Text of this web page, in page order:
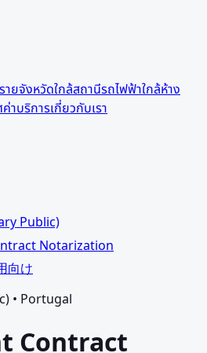
ายจังหวัดใกล้สถานีรถไฟฟ้าใกล้ห้าง
ค่าบริการเกี่ยวกับเรา
Public)
Notarization
向け
• Portugal
Contract